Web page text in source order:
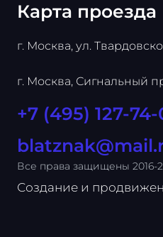
Карта проезда
г. Москва, ул.
г. Москва, Сигнальный
+7 (495) 127-
Все права защищены 2016-
Создание и